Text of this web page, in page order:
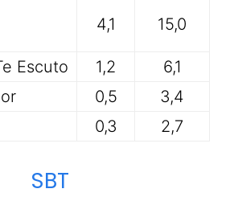
4,1 15,0
Escuto 1,2
6,1
0,5
3,4
0,3 2,7
SBT